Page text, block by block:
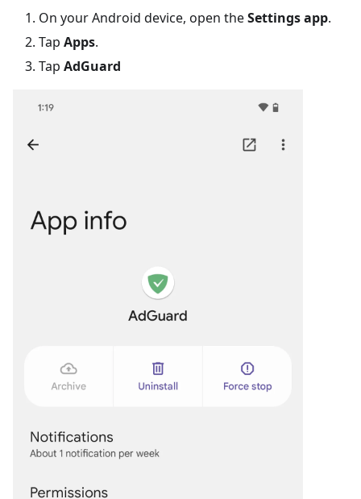
On your Android device, open theSettings app.
Tap Apps.
Tap AdGuard